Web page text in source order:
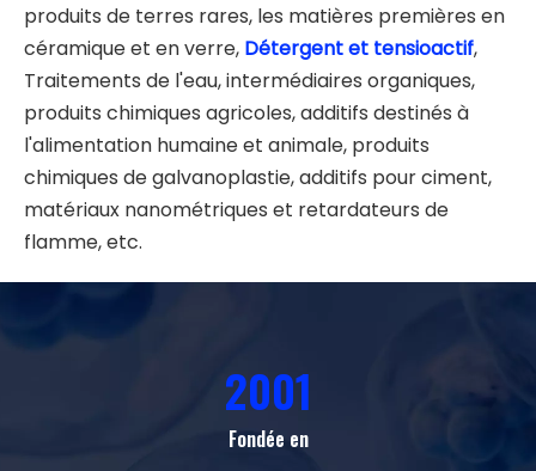
produits de terres rares, les matières premières en
céramique et en verre, Détergent et tensioactif,
Traitements de l'eau, intermédiaires organiques,
produits chimiques agricoles, additifs destinés à
l'alimentation humaine et animale, produits
chimiques de galvanoplastie, additifs pour ciment,
matériaux nanométriques et retardateurs de
flamme, etc.
2001
Fondée en